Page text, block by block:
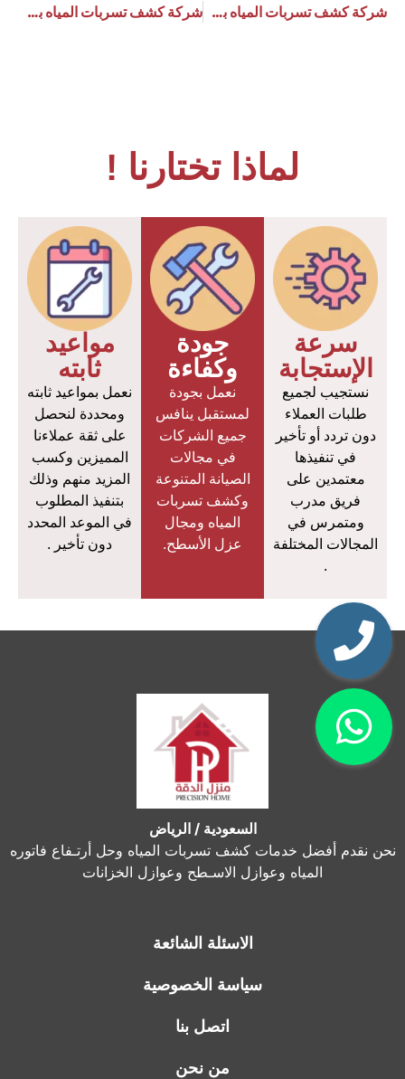
شركة كشف تسربات المياه بحي العمل
شركة كشف تسربات المياه بحي ثليم
لماذا تختارنا !
سرعة
الإستجابة
نستجيب لجميع
طلبات العملاء
دون تردد أو تأخير
في تنفيذها
معتمدين على
فريق مدرب
ومتمرس في
المجالات المختلفة
.
جودة
وكفاءة
نعمل بجودة
لمستقبل ينافس
جميع الشركات
في مجالات
الصيانة المتنوعة
وكشف تسربات
المياه ومجال
عزل الأسطح.
مواعيد
ثابته
نعمل بمواعيد ثابته
ومحددة لنحصل
على ثقة عملاءنا
المميزين وكسب
المزيد منهم وذلك
بتنفيذ المطلوب
في الموعد المحدد
دون تأخير .
السعودية / الرياض
نحن نقدم أفضل خدمات كشف تسربات المياه وحل أرتـفاع فاتوره
المياه وعوازل الاسـطح وعوازل الخزانات
الاسئلة الشائعة
سياسة الخصوصية
اتصل بنا
من نحن